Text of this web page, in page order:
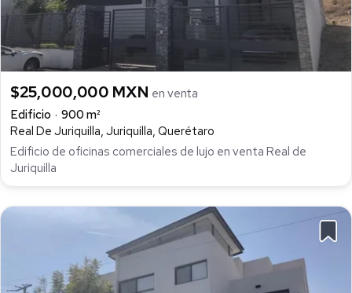
$25,000,000 MXN en venta
Edificio
900 m²
Real De Juriquilla, Juriquilla, Querétaro
Edificio de oficinas comerciales de lujo en venta Real de
Juriquilla